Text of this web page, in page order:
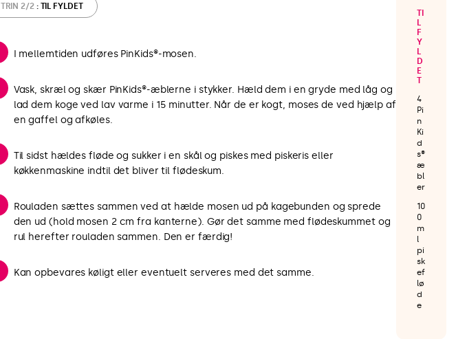
TRIN 2/2: TIL FYLDET
I mellemtiden udføres PinKids®-mosen.
Vask, skræl og skær PinKids®-æblerne i stykker. Hæld dem i en gryde med låg og
lad dem koge ved lav varme i 15 minutter. Når de er kogt, moses de ved hjælp af
en gaffel og afkøles.
Til sidst hældes fløde og sukker i en skål og piskes med piskeris eller
køkkenmaskine indtil det bliver til flødeskum.
Rouladen sættes sammen ved at hælde mosen ud på kagebunden og sprede
den ud (hold mosen 2 cm fra kanterne). Gør det samme med flødeskummet og
rul herefter rouladen sammen. Den er færdig!
Kan opbevares køligt eller eventuelt serveres med det samme.
TI
L
F
Y
L
D
E
T
4
Pi
n
Ki
d
s®
æ
bl
er
10
0
m
l
pi
sk
ef
lø
d
e